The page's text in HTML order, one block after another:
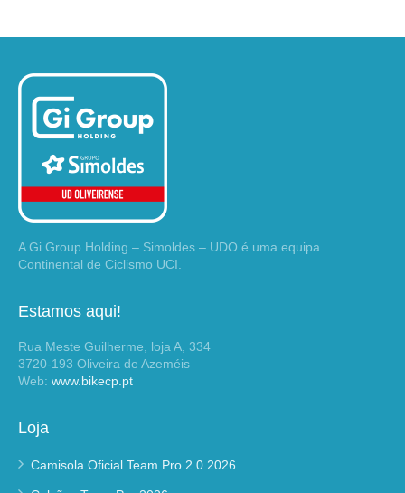
A Gi Group Holding – Simoldes – UDO é uma equipa
Continental de Ciclismo UCI.
Estamos aqui!
Rua Meste Guilherme, loja A, 334
3720-193 Oliveira de Azeméis
Web: www.bikecp.pt
Loja
Camisola Oficial Team Pro 2.0 2026